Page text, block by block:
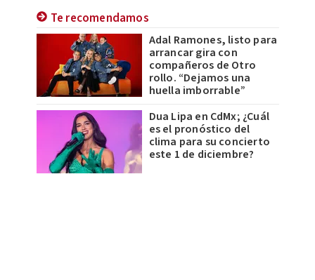
Te recomendamos
Adal Ramones, listo para
arrancar gira con
compañeros de Otro
rollo. “Dejamos una
huella imborrable”
Dua Lipa en CdMx; ¿Cuál
es el pronóstico del
clima para su concierto
este 1 de diciembre?